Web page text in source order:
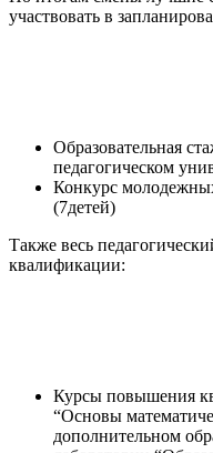
участвовать в
Образовательная
педагогическом
Конкурс
(7детей)
Также весь
квалификации:
Курсы повышения
“Основы
дополнительном